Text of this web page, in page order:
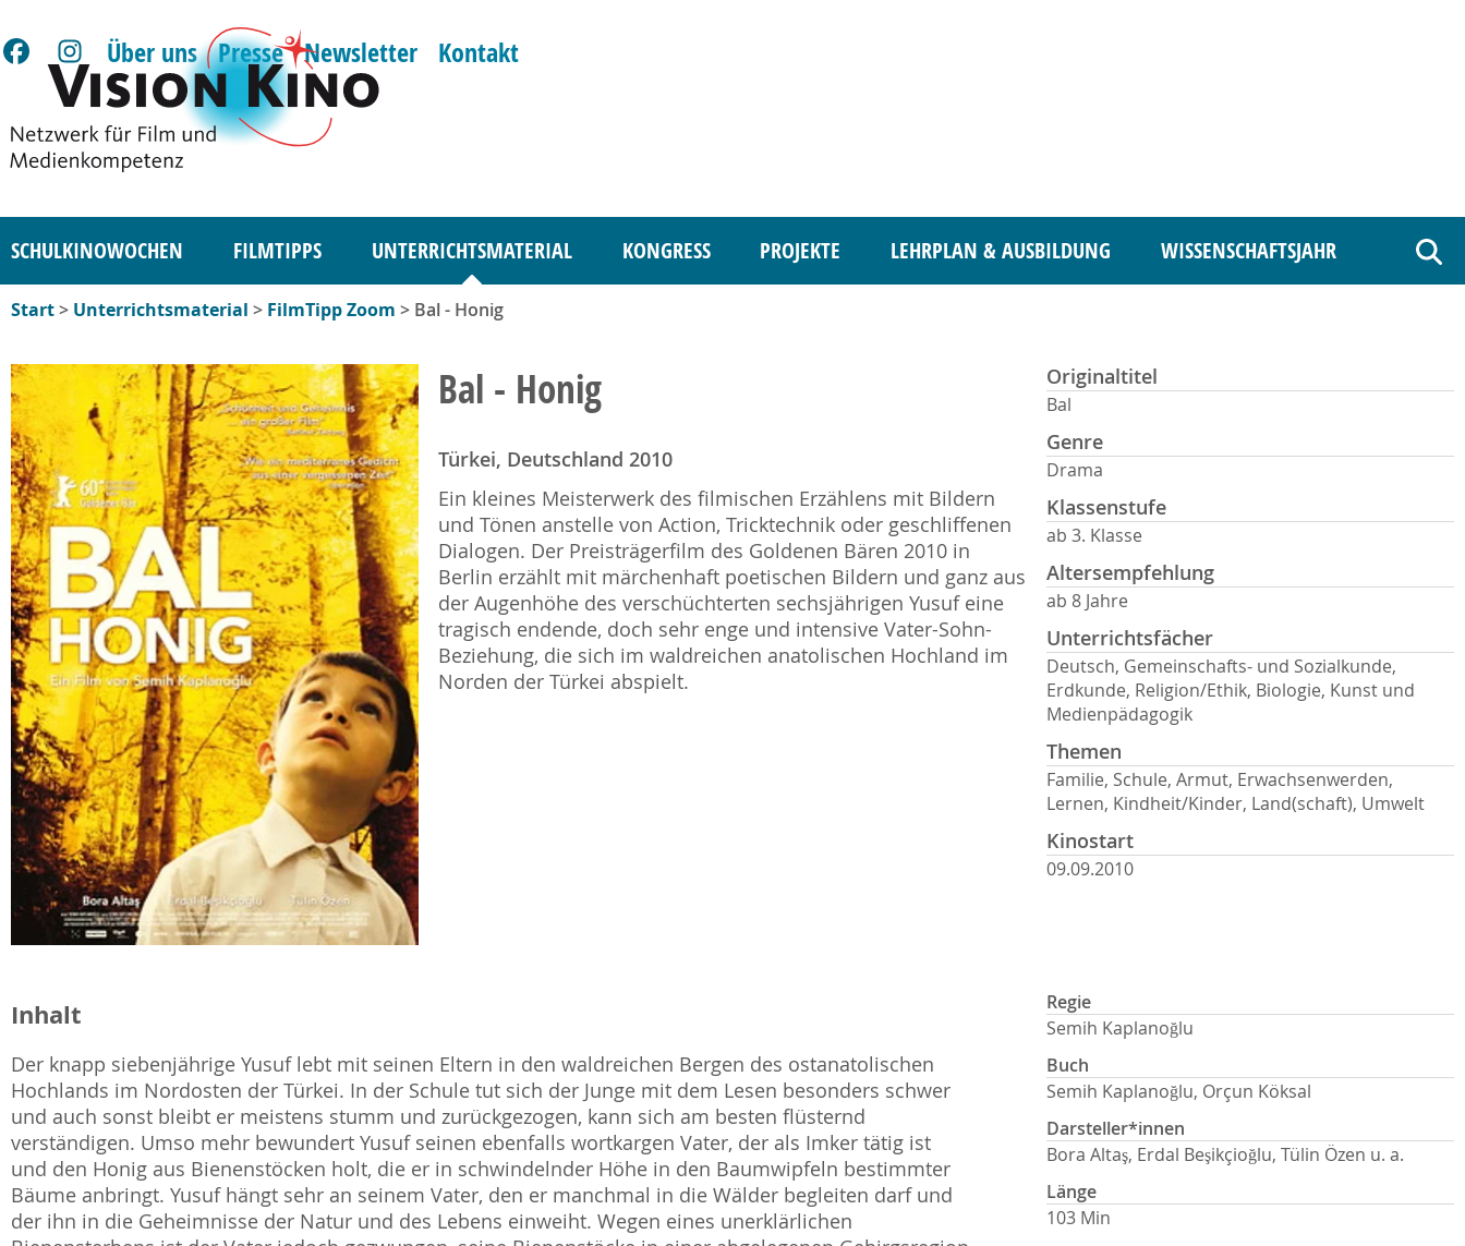
Über uns Presse Newsletter Kontakt
SCHULKINOWOCHEN FILMTIPPS UNTERRICHTSMATERIAL KONGRESS PROJEKTE LEHRPLAN & AUSBILDUNG WISSENSCHAFTSJAHR
Start> Unterrichtsmaterial > FilmTipp Zoom > Bal - Honig
Bal - Honig
Türkei, Deutschland 2010
Ein kleines Meisterwerk des filmischen Erzählens mit Bildern
und Tönen anstelle von Action, Tricktechnik oder geschliffenen
Dialogen. Der Preisträgerfilm des Goldenen Bären 2010 in
Berlin erzählt mit märchenhaft poetischen Bildern und ganz aus
der Augenhöhe des verschüchterten sechsjährigen Yusuf eine
tragisch endende, doch sehr enge und intensive Vater-Sohn-
Beziehung, die sich im waldreichen anatolischen Hochland im
Norden der Türkei abspielt.
Originaltitel
Bal
Genre
Drama
Klassenstufe
ab 3. Klasse
Altersempfehlung
ab 8 Jahre
Unterrichtsfächer
Deutsch, Gemeinschafts- und Sozialkunde,
Erdkunde, Religion/Ethik, Biologie, Kunst und
Medienpädagogik
Themen
Familie, Schule, Armut, Erwachsenwerden,
Lernen, Kindheit/Kinder, Land(schaft), Umwelt
Kinostart
09.09.2010
Inhalt
Der knapp siebenjährige Yusuf lebt mit seinen Eltern in den waldreichen Bergen des ostanatolischen
Hochlands im Nordosten der Türkei. In der Schule tut sich der Junge mit dem Lesen besonders schwer
und auch sonst bleibt er meistens stumm und zurückgezogen, kann sich am besten flüsternd
verständigen. Umso mehr bewundert Yusuf seinen ebenfalls wortkargen Vater, der als Imker tätig ist
und den Honig aus Bienenstöcken holt, die er in schwindelnder Höhe in den Baumwipfeln bestimmter
Bäume anbringt. Yusuf hängt sehr an seinem Vater, den er manchmal in die Wälder begleiten darf und
der ihn in die Geheimnisse der Natur und des Lebens einweiht. Wegen eines unerklärlichen
Regie
Semih Kaplanoğlu
Buch
Semih Kaplanoğlu, Orçun Köksal
Darsteller*innen
Bora Altaş, Erdal Beşikçioğlu, Tülin Özen u. a.
Länge
103 Min